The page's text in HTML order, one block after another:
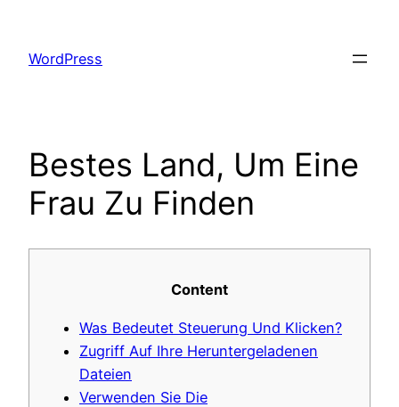
content
WordPress
Bestes Land, Um Eine
Frau Zu Finden
Content
Was Bedeutet Steuerung Und Klicken?
Zugriff Auf Ihre Heruntergeladenen
Dateien
Verwenden Sie Die